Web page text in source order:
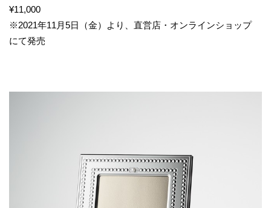
¥11,000
※2021年11月5日（金）より、直営店・オンラインショップ
にて発売